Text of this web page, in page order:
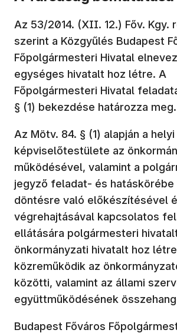
Az 53/2014. (XII. 12.) Főv. Kgy.
szerint a Közgyűlés Budapest
Főpolgármesteri Hivatal
egységes hivatalt hoz létre. A
Főpolgármesteri Hivatal
§ (1) bekezdése határozza meg.
Az Mötv. 84. § (1) alapján a
képviselőtestülete az
működésével, valamint a
jegyző feladat- és
döntésre való előkészítésével
végrehajtásával kapcsolatos
ellátására polgármesteri
önkormányzati hivatalt hoz
közreműködik az
közötti, valamint az állami
együttműködésének
Budapest Főváros